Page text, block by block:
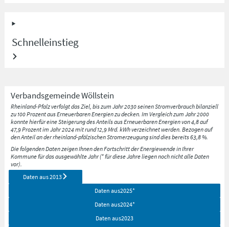
Schnelleinstieg
VerbandsgemeindeWöllstein
Rheinland-Pfalz verfolgt das Ziel, bis zum Jahr 2030 seinen Stromverbrauch bilanziell
zu 100 Prozent aus Erneuerbaren Energien zu decken. Im Vergleich zum Jahr 2000
konnte hierfür eine Steigerung des Anteils aus Erneuerbaren Energien von 4,8 auf
47,9 Prozent im Jahr 2024 mit rund 12,9 Mrd. kWh verzeichnet werden. Bezogen auf
den Anteil an der rheinland-pfälzischen Stromerzeugung sind dies bereits 63,8 %.
Die folgenden Daten zeigen Ihnen den Fortschritt der Energiewende in Ihrer
Kommune für das ausgewählte Jahr (* für diese Jahre liegen noch nicht alle Daten
vor).
Daten aus2013
Daten aus2025*
Daten aus2024*
Daten aus2023